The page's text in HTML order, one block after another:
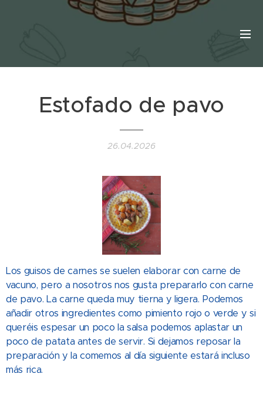
Estofado de pavo
26.04.2026
Los guisos de carnes se suelen elaborar con carne de
vacuno, pero a nosotros nos gusta prepararlo con carne
de pavo. La carne queda muy tierna y ligera. Podemos
añadir otros ingredientes como pimiento rojo o verde y si
queréis espesar un poco la salsa podemos aplastar un
poco de patata antes de servir. Si dejamos reposar la
preparación y la comemos al día siguiente estará incluso
más rica.